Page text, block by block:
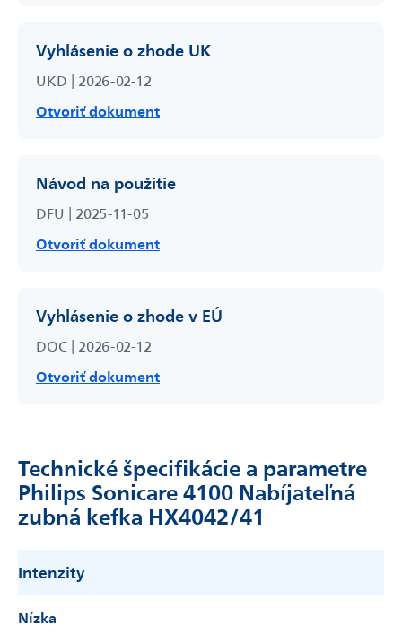
Vyhlásenie o zhode UK
UKD | 2026-02-12
Otvoriť dokument
Návod na použitie
DFU | 2025-11-05
Otvoriť dokument
Vyhlásenie o zhode v EÚ
DOC | 2026-02-12
Otvoriť dokument
Technické špecifikácie a parametre
Philips Sonicare 4100 Nabíjateľná
zubná kefka HX4042/41
Intenzity
Nízka